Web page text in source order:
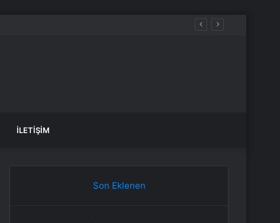
İLETIŞIM
Son Eklenen